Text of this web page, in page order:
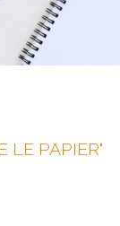
LE PAPIER"